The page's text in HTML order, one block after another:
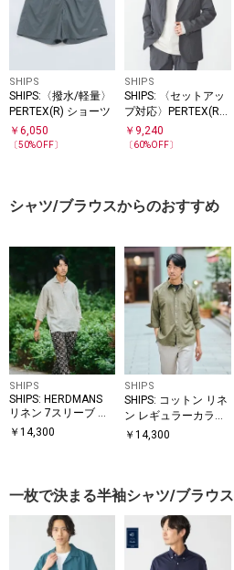
SHIPS
SHIPS:〈撥水/軽量〉
PERTEX(R) ショーツ
￥ 6,050
〔50%OFF〕
SHIPS
SHIPS: 〈セットアッ
プ対応〉PERTEX(R)
2B ジャケット
￥ 9,240
〔60%OFF〕
シャツ/ブラウスからのおすすめ
SHIPS
SHIPS: HERDMANS
リネン 7スリーブ カ
プリ シャツ
￥ 14,300
SHIPS
SHIPS: コットン リネ
ン レギュラーカラー
7スリーブ シャツ
￥14,300
一枚で決まる半袖シャツ/ブラウス